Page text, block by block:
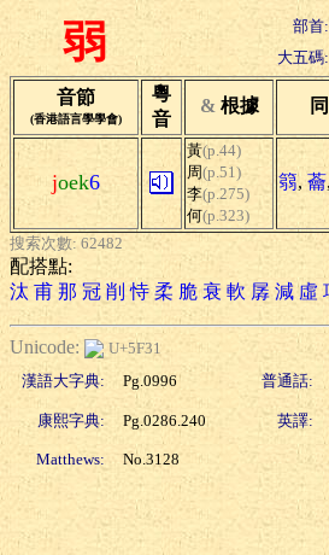
弱 部首:
大五碼:
音節
(香港語言學學會)
粵
音
& 根據
joek6
黃(p.44)
周(p.51)
李(p.275)
何(p.323)
篛, 蘥,
搜索次數: 62482
配搭點:
汰 甫 那 冠 削 恃 柔 脆 衰 軟 孱 減 虛
Unicode:
U+5F31
漢語大字典:
Pg.0996 普通話:
康熙字典: Pg.0286.240 英譯:
Matthews: No.3128